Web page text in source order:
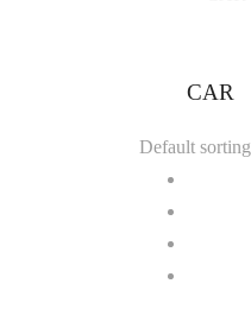
CAR
Default sorting